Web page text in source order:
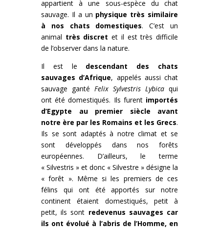
appartient à une sous-espèce du chat
sauvage. Il a un physique très similaire
à nos chats domestiques. C’est un
animal très discret et il est très difficile
de l’observer dans la nature.
Il est le descendant des chats
sauvages d’Afrique, appelés aussi chat
sauvage ganté Felix Sylvestris Lybica qui
ont été domestiqués. Ils furent importés
d’Egypte au premier siècle avant
notre ère par les Romains et les Grecs.
Ils se sont adaptés à notre climat et se
sont développés dans nos forêts
européennes. D’ailleurs, le terme
« Silvestris » et donc « Silvestre » désigne la
« forêt ». Même si les premiers de ces
félins qui ont été apportés sur notre
continent étaient domestiqués, petit à
petit, ils sont redevenus sauvages car
ils ont évolué à l’abris de l’Homme, en